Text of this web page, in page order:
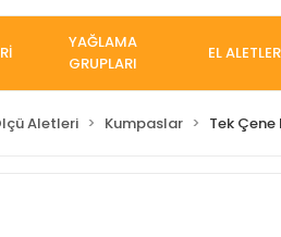
YAĞLAMA
GRUPLARI
EL
Aletleri Kumpaslar Tek